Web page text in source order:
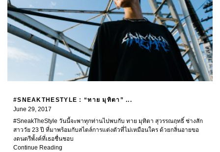
#SNEAKTHESTYLE : “ทาย มุทิตา” ...
June 29, 2017
#SneakTheStyle วันนี้จะพาทุกท่านไปพบกับ ทาย มุทิตา สุวรรณฤทธิ์ ช่างสัก
สาววัย 23 ปี ที่มาพร้อมกับสไตล์การแต่งตัวที่ไม่เหมือนใคร ด้วยกลิ่นอายขอ
งดนตรีพั้งค์ที่เธอชื่นชอบ
Continue Reading